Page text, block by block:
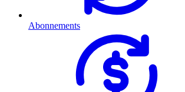
Abonnements